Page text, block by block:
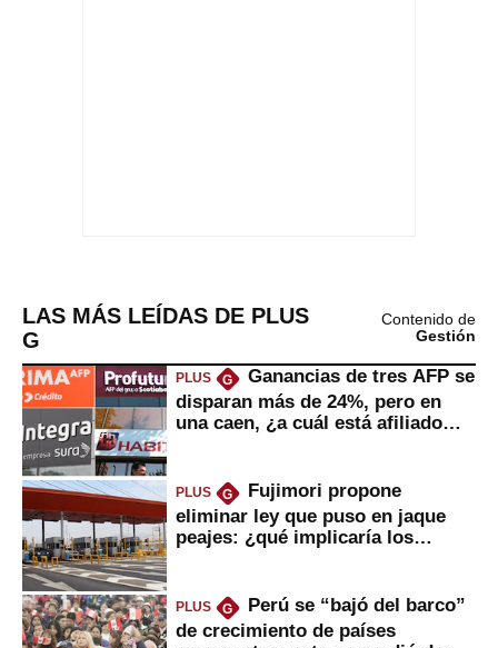
LAS MÁS LEÍDAS DE PLUS
G
Contenido de
Gestión
PLUS G
Ganancias de tres AFP se
disparan más de 24%, pero en
una caen, ¿a cuál está afiliado
PLUS G
Fujimori propone
eliminar ley que puso en jaque
peajes: ¿qué implicaría los
PLUS G
Perú se “bajó del barco”
de crecimiento de países